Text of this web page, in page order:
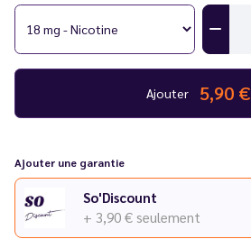
Ajouter 5,90 €
Ajouter une garantie
So'Discount
+ 3,90 € seulement